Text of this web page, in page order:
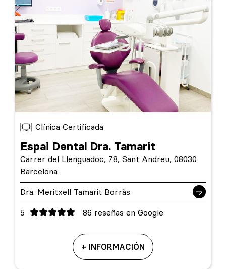
Clínica Certificada
Espai Dental Dra. Tamarit
Carrer del Llenguadoc, 78, Sant Andreu, 08030
Barcelona
Dra. Meritxell Tamarit Borràs
5 86 reseñas en Google
+ INFORMACIÓN